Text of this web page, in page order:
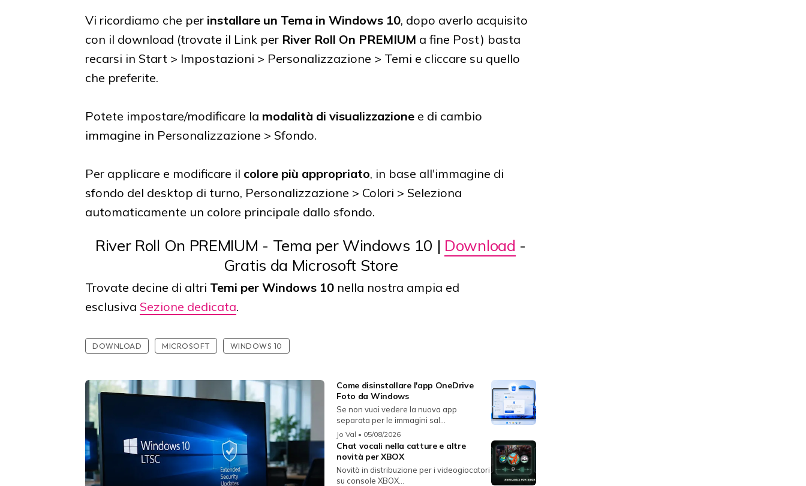
Vi ricordiamo che per installare un Tema in Windows 10, dopo averlo acquisito
con il download (trovate il Link per River Roll On PREMIUM a fine Post) basta
recarsi in Start > Impostazioni > Personalizzazione > Temi e cliccare su quello
che preferite.
Potete impostare/modificare la modalità di visualizzazione e di cambio
immagine in Personalizzazione > Sfondo.
Per applicare e modificare il colore più appropriato, in base all'immagine di
sfondo del desktop di turno, Personalizzazione > Colori > Seleziona
automaticamente un colore principale dallo sfondo.
River Roll On PREMIUM - Tema per Windows 10 | Download -
Gratis da Microsoft Store
Trovate decine di altri Temi per Windows 10 nella nostra ampia ed
esclusiva Sezione dedicata.
DOWNLOAD MICROSOFT WINDOWS 10
Come disinstallare l'app OneDrive
Foto da Windows
Se non vuoi vedere la nuova app
separata per le immagini sal...
Jo Val • 05/08/2026
Chat vocali nella catture e altre
novità per XBOX
Novità in distribuzione per i videogiocatori
su console XBOX...